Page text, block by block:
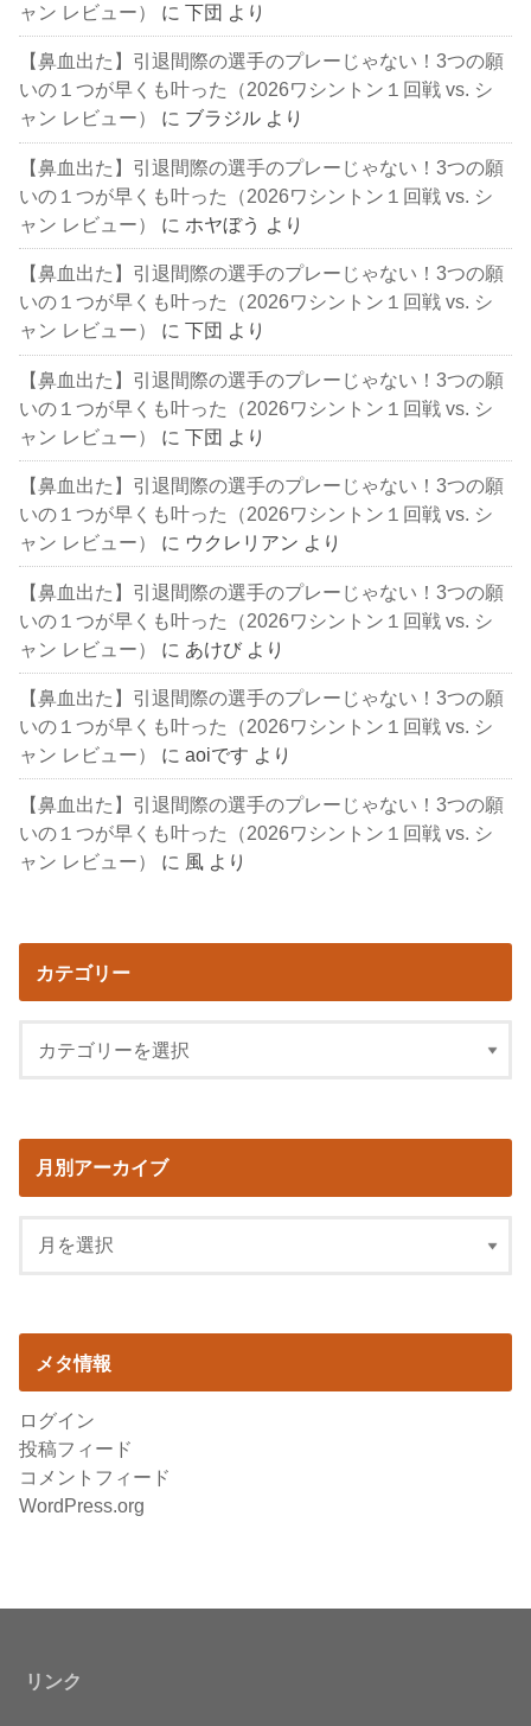
ャン レビュー） に下団 より
【鼻血出た】引退間際の選手のプレーじゃない！3つの願
いの１つが早くも叶った（2026ワシントン１回戦 vs. シ
ャン レビュー）
に ブラジル より
【鼻血出た】引退間際の選手のプレーじゃない！3つの願
いの１つが早くも叶った（2026ワシントン１回戦 vs. シ
ャン レビュー）
に ホヤぼう より
【鼻血出た】引退間際の選手のプレーじゃない！3つの願
いの１つが早くも叶った（2026ワシントン１回戦 vs. シ
ャン レビュー）
に下団 より
【鼻血出た】引退間際の選手のプレーじゃない！3つの願
いの１つが早くも叶った（2026ワシントン１回戦 vs. シ
ャン レビュー）
に下団 より
【鼻血出た】引退間際の選手のプレーじゃない！3つの願
いの１つが早くも叶った（2026ワシントン１回戦 vs. シ
ャン レビュー）
に ウクレリアン より
【鼻血出た】引退間際の選手のプレーじゃない！3つの願
いの１つが早くも叶った（2026ワシントン１回戦 vs. シ
ャン レビュー）
に あけび より
【鼻血出た】引退間際の選手のプレーじゃない！3つの願
いの１つが早くも叶った（2026ワシントン１回戦 vs. シ
ャン レビュー）
にaoiです より
【鼻血出た】引退間際の選手のプレーじゃない！3つの願
いの１つが早くも叶った（2026ワシントン１回戦 vs. シ
ャン レビュー）
に 風 より
カテゴリー
月別アーカイブ
メタ情報
ログイン
投稿フィード
コメントフィード
WordPress.org
リンク